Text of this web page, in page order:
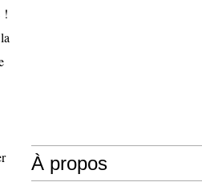
!
À propos